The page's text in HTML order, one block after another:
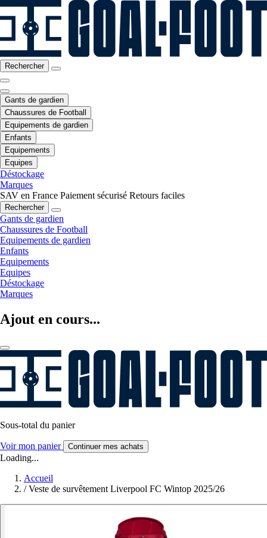
Rechercher
Gants de gardien
Chaussures de Football
Equipements de gardien
Enfants
Equipements
Equipes
Déstockage
Marques
SAV en France Paiement sécurisé Retours faciles
Rechercher
Gants de gardien
Chaussures de Football
Equipements de gardien
Enfants
Equipements
Equipes
Déstockage
Marques
Ajout en cours...
Sous-total du panier
Voir mon panier Continuer mes achats
Loading...
Accueil
/ Veste de survêtement Liverpool FC Wintop 2025/26